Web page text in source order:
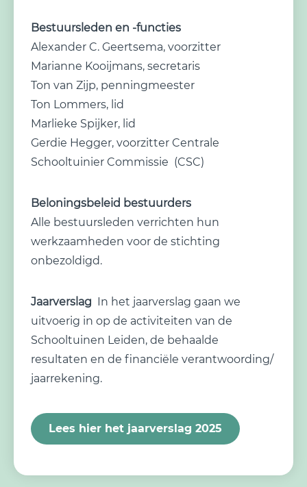
Bestuursleden en -functies
Alexander C. Geertsema, voorzitter
Marianne Kooijmans, secretaris
Ton van Zijp, penningmeester
Ton Lommers, lid
Marlieke Spijker, lid
Gerdie Hegger, voorzitter Centrale
Schooltuinier Commissie (CSC)
Beloningsbeleid bestuurders
Alle bestuursleden verrichten hun
werkzaamheden voor de stichting
onbezoldigd.
Jaarverslag In het jaarverslag gaan we
uitvoerig in op de activiteiten van de
Schooltuinen Leiden, de behaalde
resultaten en de financiële verantwoording/
jaarrekening.
Lees hier het jaarverslag 2025